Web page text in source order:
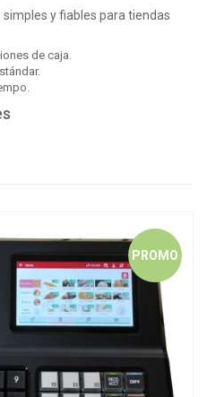
y fiables para tiendas
de caja.
PROMO